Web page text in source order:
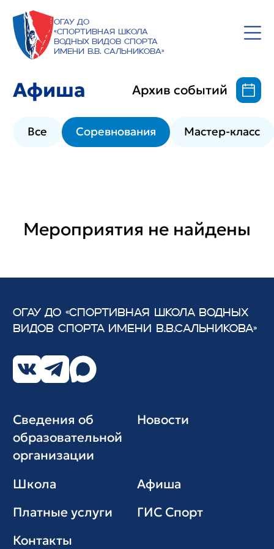
ОГАУ ДО
«Спортивная школа
водных видов спорта
имени В.В. Сальникова»
Афиша Архив событий
Все Соревнования Мастер-класс
Мероприятия не найдены
ОГАУ ДО «СПОРТИВНАЯ ШКОЛА ВОДНЫХ
ВИДОВ СПОРТА ИМЕНИ В.В.САЛЬНИКОВА»
Сведения об
образовательной
организации
Новости
Школа
Афиша
Платные услуги
ГИС Cпорт
Контакты